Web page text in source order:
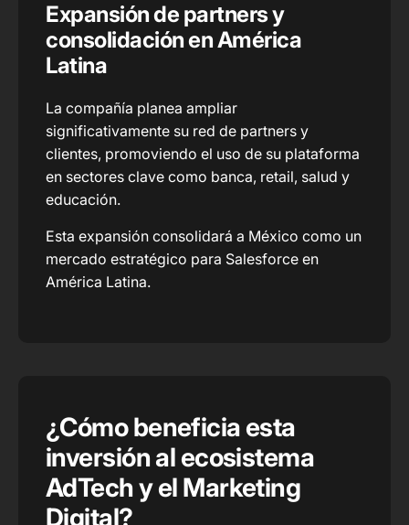
Expansión de partners y
consolidación en América
Latina
La compañía planea ampliar
significativamente su red de partners y
clientes, promoviendo el uso de su plataforma
en sectores clave como banca, retail, salud y
educación.
Esta expansión consolidará a México como un
mercado estratégico para Salesforce en
América Latina.
¿Cómo beneficia esta
inversión al ecosistema
AdTech y el Marketing
Digital?